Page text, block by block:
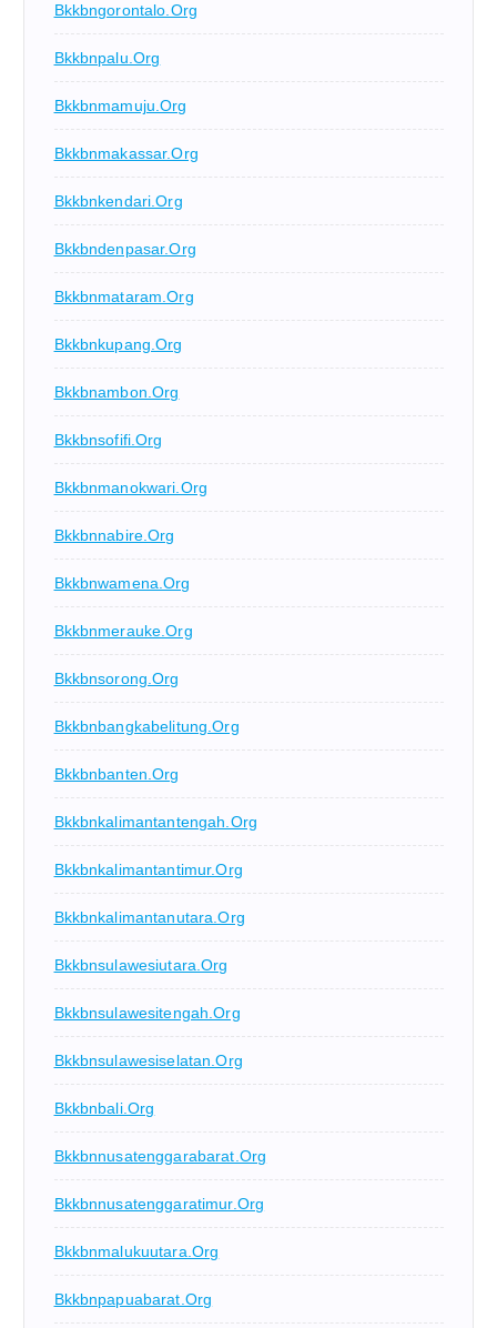
Bkkbngorontalo.org
Bkkbnpalu.org
Bkkbnmamuju.org
Bkkbnmakassar.org
Bkkbnkendari.org
Bkkbndenpasar.org
Bkkbnmataram.org
Bkkbnkupang.org
Bkkbnambon.org
Bkkbnsofifi.org
Bkkbnmanokwari.org
Bkkbnnabire.org
Bkkbnwamena.org
Bkkbnmerauke.org
Bkkbnsorong.org
Bkkbnbangkabelitung.org
Bkkbnbanten.org
Bkkbnkalimantantengah.org
Bkkbnkalimantantimur.org
Bkkbnkalimantanutara.org
Bkkbnsulawesiutara.org
Bkkbnsulawesitengah.org
Bkkbnsulawesiselatan.org
Bkkbnbali.org
Bkkbnnusatenggarabarat.org
Bkkbnnusatenggaratimur.org
Bkkbnmalukuutara.org
Bkkbnpapuabarat.org